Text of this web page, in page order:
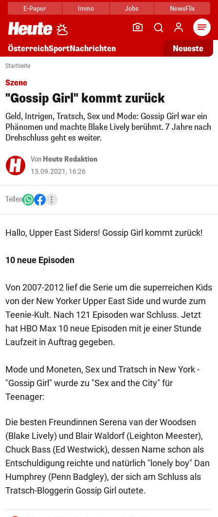
E-Paper Immo Jobs NewsFlix
ÖsterreichSportNachrichten Neueste
Startseite
Szene
"Gossip Girl" kommt zurück
Geld, Intrigen, Tratsch, Sex und Mode: Gossip Girl war ein
Phänomen und machte Blake Lively berühmt. 7 Jahre nach
Drehschluss geht es weiter.
Von Heute Redaktion
13.09.2021, 16:26
Teilen
Hallo, Upper East Siders! Gossip Girl kommt zurück!
10 neue Episoden
Von 2007-2012 lief die Serie um die superreichen Kids
von der New Yorker Upper East Side und wurde zum
Teenie-Kult. Nach 121 Episoden war Schluss. Jetzt
hat HBO Max 10 neue Episoden mit je einer Stunde
Laufzeit in Auftrag gegeben.
Mode und Moneten, Sex und Tratsch in New York -
"Gossip Girl" wurde zu "Sex and the City" für
Teenager:
Die besten Freundinnen Serena van der Woodsen
(Blake Lively) und Blair Waldorf (Leighton Meester),
Chuck Bass (Ed Westwick), dessen Name schon als
Entschuldigung reichte und natürlich "lonely boy" Dan
Humphrey (Penn Badgley), der sich am Schluss als
Tratsch-Bloggerin Gossip Girl outete.